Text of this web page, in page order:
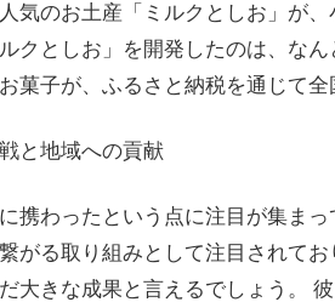
気のお土産「ミルクとしお」が
クとしお」を開発したのは、な
菓子が、ふるさと納税を通じて全
と地域への貢献
携わったという点に注目が集ま
がる取り組みとして注目されて
大きな成果と言えるでしょう。